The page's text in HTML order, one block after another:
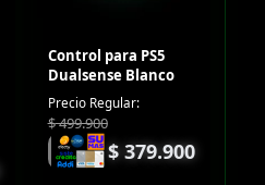
Control para PS5
Dualsense Blanco
Precio Regular:
$499.900
$ 379.900